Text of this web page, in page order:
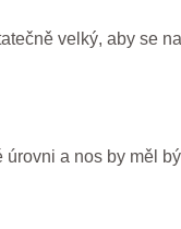
velký, aby se
a nos by měl